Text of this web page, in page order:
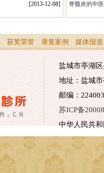
[2013-12-08]
脊髓炎的中
获奖荣誉 康复案例 媒体报道
盐城市亭湖
地址：盐城
邮编：
苏ICP备
中华人民共